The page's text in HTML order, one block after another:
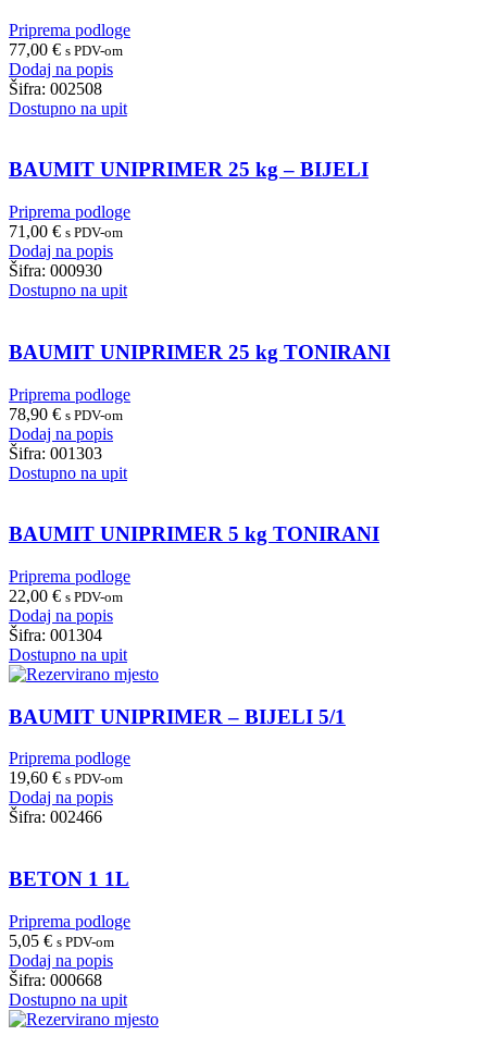
Priprema podloge
77,00 € s PDV-om
Dodaj na popis
Šifra: 002508
Dostupno na upit
BAUMIT UNIPRIMER 25 kg – BIJELI
Priprema podloge
71,00 € s PDV-om
Dodaj na popis
Šifra: 000930
Dostupno na upit
BAUMIT UNIPRIMER 25 kg TONIRANI
Priprema podloge
78,90 € s PDV-om
Dodaj na popis
Šifra: 001303
Dostupno na upit
BAUMIT UNIPRIMER 5 kg TONIRANI
Priprema podloge
22,00 € s PDV-om
Dodaj na popis
Šifra: 001304
Dostupno na upit
BAUMIT UNIPRIMER – BIJELI 5/1
Priprema podloge
19,60 € s PDV-om
Dodaj na popis
Šifra: 002466
BETON 1 1L
Priprema podloge
5,05 € s PDV-om
Dodaj na popis
Šifra: 000668
Dostupno na upit